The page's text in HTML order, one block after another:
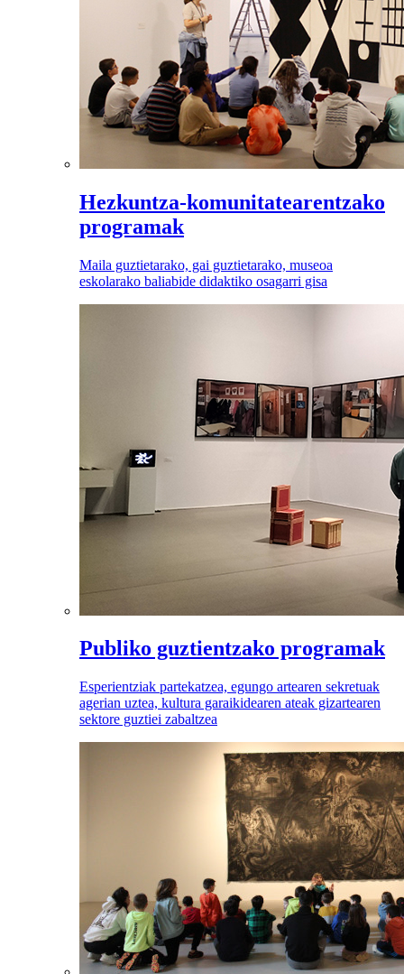
Hezkuntza-komunitatearentzako
programak
Maila guztietarako, gai guztietarako, museoa
eskolarako baliabide didaktiko osagarri gisa
Publiko guztientzako programak
Esperientziak partekatzea, egungo artearen sekretuak
agerian uztea, kultura garaikidearen ateak gizartearen
sektore guztiei zabaltzea